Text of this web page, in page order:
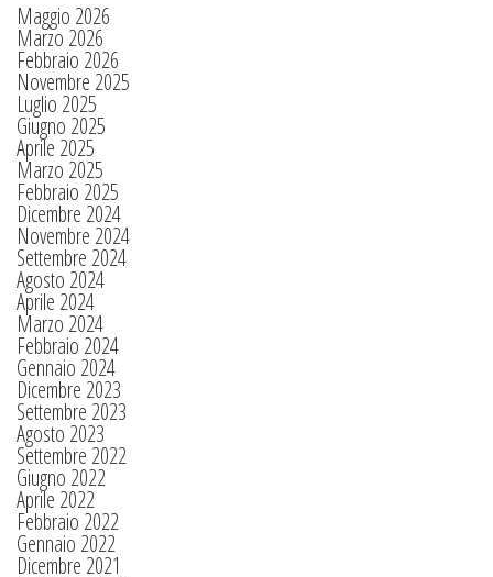
Maggio 2026
Marzo 2026
Febbraio 2026
Novembre 2025
Luglio 2025
Giugno 2025
Aprile 2025
Marzo 2025
Febbraio 2025
Dicembre 2024
Novembre 2024
Settembre 2024
Agosto 2024
Aprile 2024
Marzo 2024
Febbraio 2024
Gennaio 2024
Dicembre 2023
Settembre 2023
Agosto 2023
Settembre 2022
Giugno 2022
Aprile 2022
Febbraio 2022
Gennaio 2022
Dicembre 2021